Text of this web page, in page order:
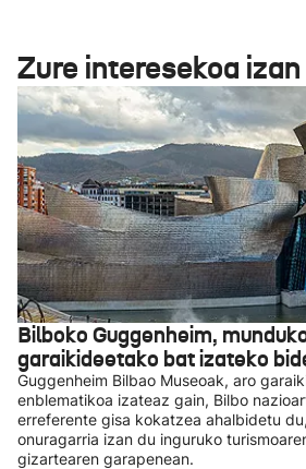
Zure interesekoa
Bilboko Guggenheim,
garaikideetako bat izateko
Guggenheim Bilbao Museoak, aro
enblematikoa izateaz gain, Bilbo
erreferente gisa kokatzea ahalbidetu
onuragarria izan du inguruko
gizartearen garapenean.